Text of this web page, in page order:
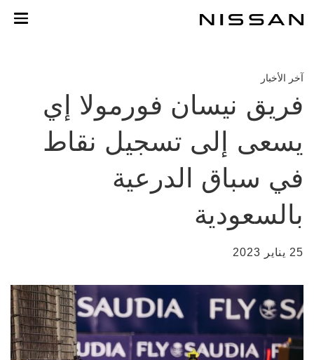
المحتوى
آخر الأخبار
فريق نيسان فورمولا إي
يسعى إلى تسجيل نقاط
في سباق الدرعية
بالسعودية
25 يناير 2023